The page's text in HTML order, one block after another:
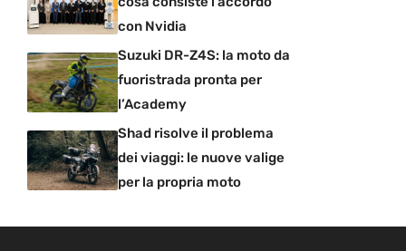
con Nvidia
Suzuki DR-Z4S: la moto da
fuoristrada pronta per
l’Academy
Shad risolve il problema
dei viaggi: le nuove valige
per la propria moto